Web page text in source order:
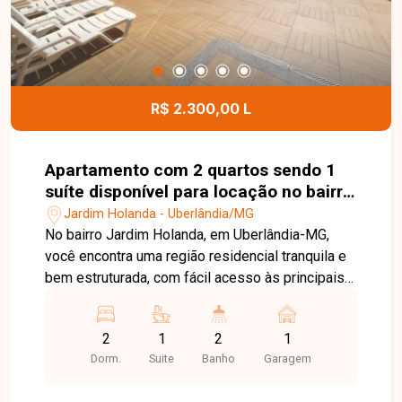
esta excelente oportunidade comercial.
R$ 2.300,00 L
Apartamento com 2 quartos sendo 1
suíte disponível para locação no bairro
Jardim Holanda em Uberlândia-MG
Jardim Holanda - Uberlândia/MG
No bairro Jardim Holanda, em Uberlândia-MG,
você encontra uma região residencial tranquila e
bem estruturada, com fácil acesso às principais
supermercados, escolas, farmácias e diversos
comércios, proporcionando praticidade e
qualidade de vida. Apartamento disponível para
2
Dorm.
1
Suite
2
Banho
1
Garagem